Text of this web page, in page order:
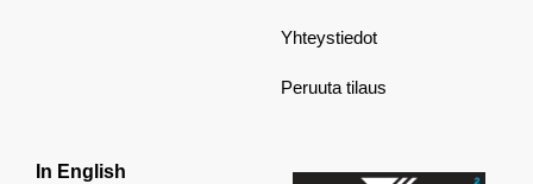
Yhteystiedot
Peruuta tilaus
In English